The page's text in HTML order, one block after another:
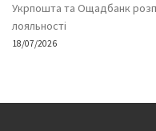
Укрпошта та Ощадбанк
лояльності
18/07/2026